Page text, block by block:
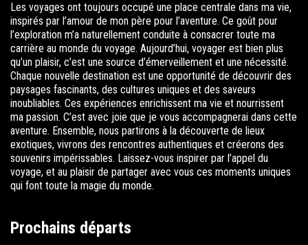
Les voyages ont toujours occupé une place centrale dans ma vie,
inspirés par l’amour de mon père pour l’aventure. Ce goût pour
l’exploration m’a naturellement conduite à consacrer toute ma
carrière au monde du voyage. Aujourd’hui, voyager est bien plus
qu’un plaisir, c’est une source d’émerveillement et une nécessité.
Chaque nouvelle destination est une opportunité de découvrir des
paysages fascinants, des cultures uniques et des saveurs
inoubliables. Ces expériences enrichissent ma vie et nourrissent
ma passion. C’est avec joie que je vous accompagnerai dans cette
aventure. Ensemble, nous partirons à la découverte de lieux
exotiques, vivrons des rencontres authentiques et créerons des
souvenirs impérissables. Laissez-vous inspirer par l’appel du
voyage, et au plaisir de partager avec vous ces moments uniques
qui font toute la magie du monde.
Prochains départs